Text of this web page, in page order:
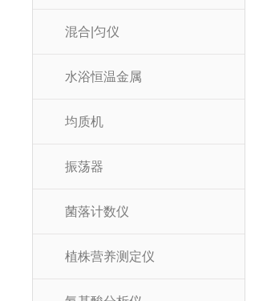
混合|匀仪
水浴恒温金属
均质机
振荡器
菌落计数仪
植株营养测定仪